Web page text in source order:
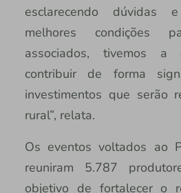
esclarecendo dúvidas
melhores condições
associados, tivemos a
contribuir de forma
investimentos que serão
rural”, relata.
Os eventos voltados ao
reuniram 5.787
objetivo de fortalecer o